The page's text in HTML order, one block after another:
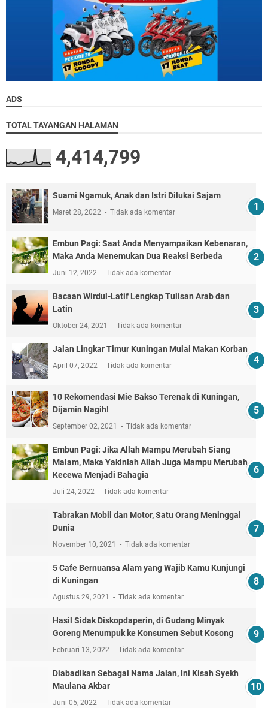
ADS
TOTAL TAYANGAN HALAMAN
4,414,799
Suami Ngamuk, Anak dan Istri Dilukai Sajam
Maret 28, 2022 Tidak ada komentar
Embun Pagi: Saat Anda Menyampaikan Kebenaran,
Maka Anda Menemukan Dua Reaksi Berbeda
Juni 12, 2022 Tidak ada komentar
Bacaan Wirdul-Latif Lengkap Tulisan Arab dan
Latin
Oktober 24, 2021 Tidak ada komentar
Jalan Lingkar Timur Kuningan Mulai Makan Korban
April 07, 2022 Tidak ada komentar
10 Rekomendasi Mie Bakso Terenak di Kuningan,
Dijamin Nagih!
September 02, 2021 Tidak ada komentar
Embun Pagi: Jika Allah Mampu Merubah Siang
Malam, Maka Yakinlah Allah Juga Mampu Merubah
Kecewa Menjadi Bahagia
Juli 24, 2022 Tidak ada komentar
Tabrakan Mobil dan Motor, Satu Orang Meninggal
Dunia
November 10, 2021 Tidak ada komentar
5 Cafe Bernuansa Alam yang Wajib Kamu Kunjungi
di Kuningan
Agustus 29, 2021 Tidak ada komentar
Hasil Sidak Diskopdaperin, di Gudang Minyak
Goreng Menumpuk ke Konsumen Sebut Kosong
Februari 13, 2022 Tidak ada komentar
Diabadikan Sebagai Nama Jalan, Ini Kisah Syekh
Maulana Akbar
Juni 05, 2022 Tidak ada komentar